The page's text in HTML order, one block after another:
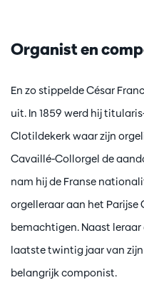
Organist en
En zo stippelde César
uit. In 1859 werd hij
Clotildekerk waar zijn
Cavaillé-Collorgel de
nam hij de Franse
orgelleraar aan het
bemachtigen. Naast
laatste twintig jaar van
belangrijk componist.